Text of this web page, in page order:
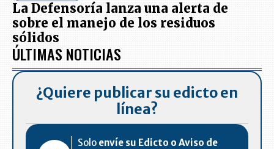
La Defensoría lanza una alerta de
sobre el manejo de los residuos
sólidos
ÚLTIMAS NOTICIAS
¿Quiere publicar su edicto en
línea?
Solo envíe su Edicto o Aviso de